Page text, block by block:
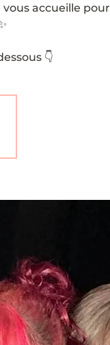
vous accueille pour
👇